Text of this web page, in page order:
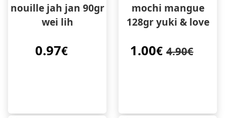
nouille jah jan 90gr
wei lih
0.97€
mochi mangue
128gr yuki & love
1.00€ 4.90€